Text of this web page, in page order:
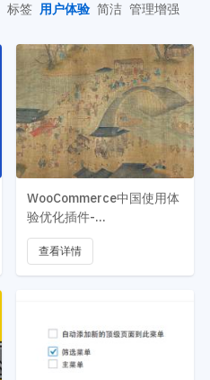
标签 用户体验 简洁 管理增强
WooCommerce中国使用体
验优化插件-
WooCommerce Chinesize
查看详情